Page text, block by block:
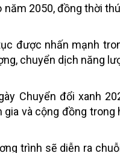
năm 2050, đồng thời
được nhấn mạnh
chuyển dịch năng
Chuyển đổi xanh
gia và cộng đồng
trình sẽ diễn ra